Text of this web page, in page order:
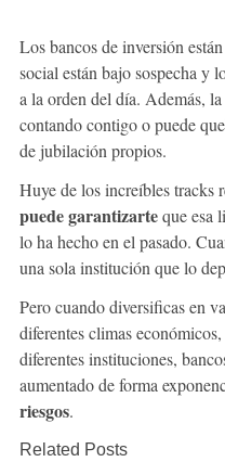
Los bancos de inversión
social están bajo sospecha y
a la orden del día. Además,
contando contigo o puede
de jubilación propios.
Huye de los increíbles tracks
puede garantizarteque esa
lo ha hecho en el pasado.
una sola institución que lo
Pero cuando diversificas en
diferentes climas
diferentes instituciones,
aumentado de forma
riesgos.
Related Posts